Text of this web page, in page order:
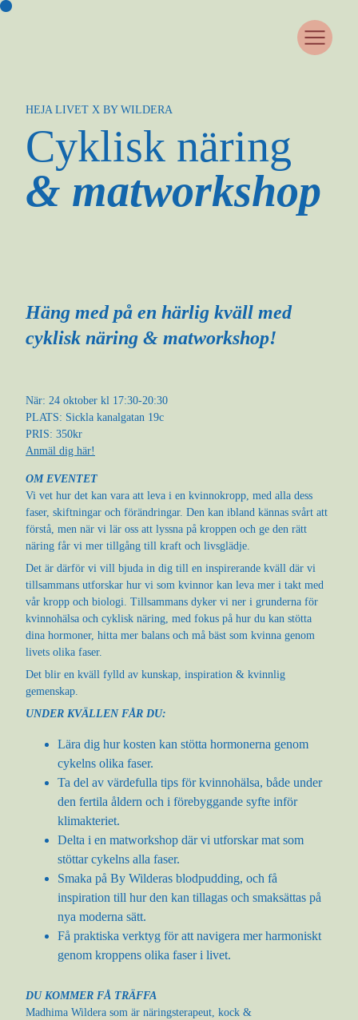
OM HEJA LIVET
SAMARBETA MED OSS
WOMANHOOD
JUST NU
HEJA LIVET X BY WILDERA
Cyklisk näring
& matworkshop
Häng med på en härlig kväll med
cyklisk näring & matworkshop!
När: 24 oktober kl 17:30-20:30
PLATS: Sickla kanalgatan 19c
PRIS: 350kr
Anmäl dig här!
OM EVENTET
Vi vet hur det kan vara att leva i en kvinnokropp, med alla dess
faser, skiftningar och förändringar. Den kan ibland kännas svårt att
förstå, men när vi lär oss att lyssna på kroppen och ge den rätt
näring får vi mer tillgång till kraft och livsglädje.
Det är därför vi vill bjuda in dig till en inspirerande kväll där vi
tillsammans utforskar hur vi som kvinnor kan leva mer i takt med
vår kropp och biologi. Tillsammans dyker vi ner i grunderna för
kvinnohälsa och cyklisk näring, med fokus på hur du kan stötta
dina hormoner, hitta mer balans och må bäst som kvinna genom
livets olika faser.
Det blir en kväll fylld av kunskap, inspiration & kvinnlig
gemenskap.
UNDER KVÄLLEN FÅR DU:
Lära dig hur kosten kan stötta hormonerna genom
cykelns olika faser.
Ta del av värdefulla tips för kvinnohälsa, både under
den fertila åldern och i förebyggande syfte inför
klimakteriet.
Delta i en matworkshop där vi utforskar mat som
stöttar cykelns alla faser.
Smaka på By Wilderas blodpudding, och få
inspiration till hur den kan tillagas och smaksättas på
nya moderna sätt.
Få praktiska verktyg för att navigera mer harmoniskt
genom kroppens olika faser i livet.
DU KOMMER FÅ TRÄFFA
Madhima Wildera som är näringsterapeut, kock &